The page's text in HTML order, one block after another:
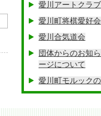
愛川アートクラブ
愛川町将棋愛好会
愛川合気道会
団体からのお知
ージについて
愛川町モルック